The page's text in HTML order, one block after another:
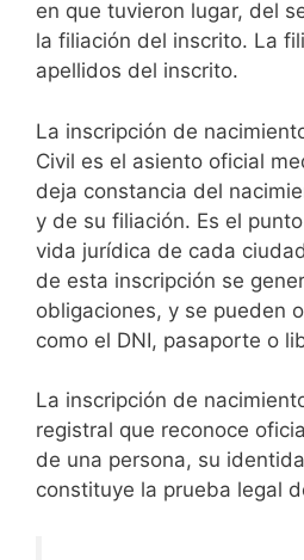
en que tuvieron lugar, del
la filiación del inscrito. La
apellidos del inscrito.
La inscripción de
Civil es el asiento oficial
deja constancia del
y de su filiación. Es el
vida jurídica de cada
de esta inscripción se
obligaciones, y se pueden
como el DNI, pasaporte o
La inscripción de
registral que reconoce
de una persona, su
constituye la prueba legal